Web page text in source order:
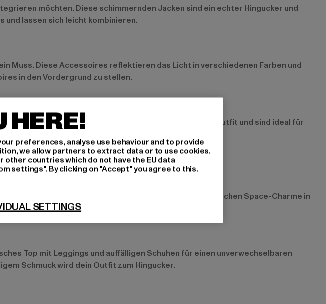
möchten. Diese schimmernden Jacken sind ein echter Hingucker und
und lassen sich leicht kombinieren.
Muss. Diese Accessoires reflektieren das Licht in verschiedenen Farben und
in den Vordergrund zu stellen.
Diese Farben bringen eine dynamische Note in dein Outfit und sind ideal für
sportlichen, futuristischen Style.
Dieser Look ist bequem und bringt den futuristischen Space-Charme in
perfekt für einen entspannten Tag.
Top mit Leggings und auffälligen Schuhen für einen unverwechselbaren
Schmuck wird dein Outfit zum Hingucker.
HERE!
preferences, analyse use behaviour and to provide
we allow partners to extract data or to use cookies.
countries which do not have the EU data
settings". By clicking on "Accept" you agree to this.
SETTINGS